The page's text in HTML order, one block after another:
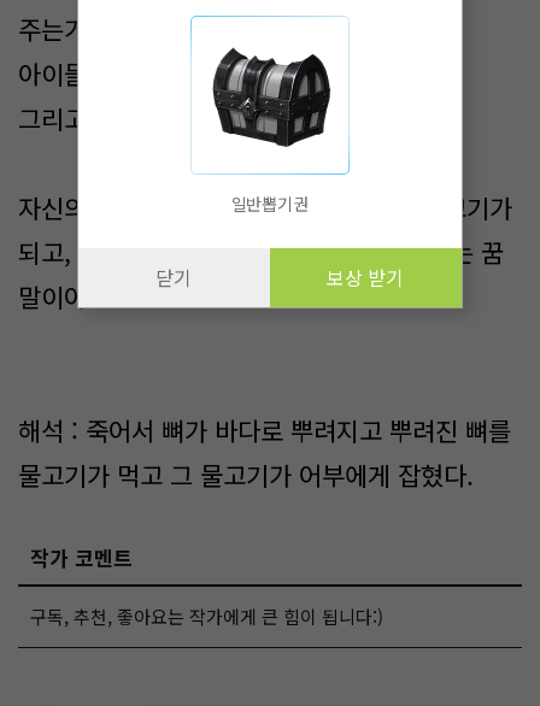
주는거야.
아이들은 노곤하니 잠을 잤지.
그리고 꿈을 꾸었단다.
자신의 몸이 계속 바닷가로 쓸려나가서 물고기가
되고, 물고기에서 다른 어른들이 자기를 잡는 꿈
말이야.
해석 : 죽어서 뼈가 바다로 뿌려지고 뿌려진 뼈를
물고기가 먹고 그 물고기가 어부에게 잡혔다.
작가 코멘트
구독, 추천, 좋아요는 작가에게 큰 힘이 됩니다:)
일반뽑기권
닫기 보상 받기